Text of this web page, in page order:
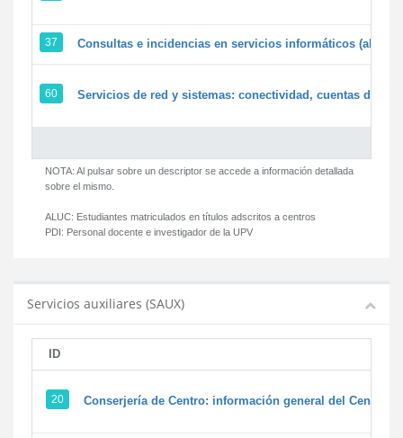
37 Consultas e incidencias en servicios informáticos
60 Servicios de red y sistemas: conectividad, cuentas de
NOTA: Al pulsar sobre un descriptor se accede a información detallada
sobre el mismo.
ALUC: Estudiantes matriculados en títulos adscritos a centros
PDI: Personal docente e investigador de la UPV
Servicios auxiliares (SAUX)
ID
20 Conserjería de Centro: información general del Centro y